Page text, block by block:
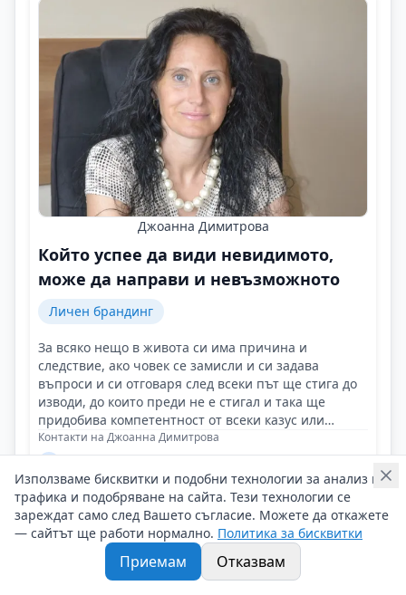
Джоанна Димитрова
Който успее да види невидимото,
може да направи и невъзможното
Личен брандинг
За всяко нещо в живота си има причина и
следствие, ако човек се замисли и си задава
въпроси и си отговаря след всеки път ще стига до
изводи, до които преди не е стигал и така ще
придобива компетентност от всеки казус или
случай!
Контакти на Джоанна Димитрова
#Джоанна_Димитрова #Финанси#Корпорации
Използваме бисквитки и подобни технологии за анализ на
трафика и подобряване на сайта. Тези технологии се
зареждат само след Вашето съгласие. Можете да откажете
— сайтът ще работи нормално. Политика за бисквитки
Приемам Отказвам